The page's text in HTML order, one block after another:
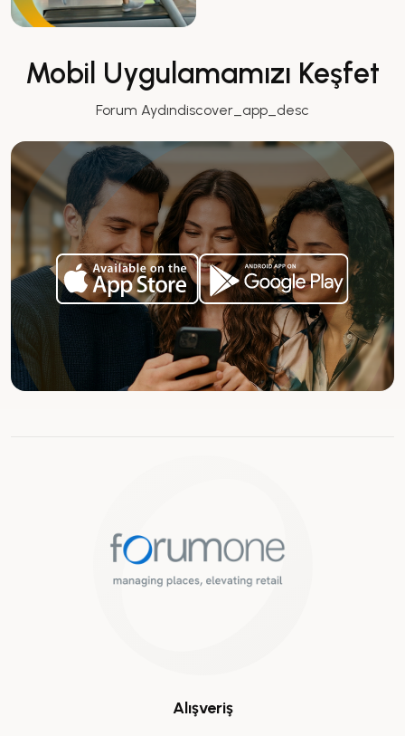
Mobil Uygulamamızı Keşfet
Forum Aydındiscover_app_desc
Alışveriş